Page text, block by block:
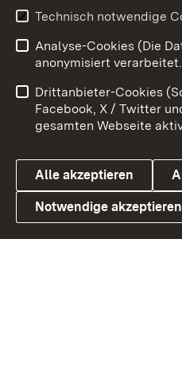
Youtube
Link zum Landesportal
Benutzungshinweise
Datenschutz
Technisch notwendige
Analyse-Cookies (Die
anonymisiert
Drittanbieter-Cookies
Facebook, X / Twitter
gesamten Webseite
Alle akzeptieren
Notwendige akzeptieren